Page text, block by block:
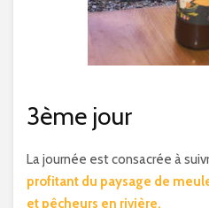
3ème jour
La journée est consacrée à
profitant du paysage de
et pêcheurs en rivière.